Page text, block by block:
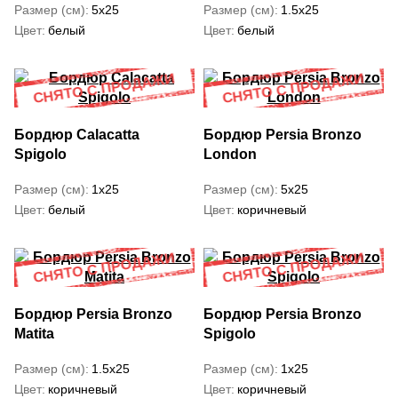
Размер (см) 5x25
Цвет белый
Размер (см) 1.5x25
Цвет белый
Бордюр Calacatta
Spigolo
Размер (см) 1x25
Цвет белый
Бордюр Persia Bronzo
London
Размер (см) 5x25
Цвет коричневый
Бордюр Persia Bronzo
Matita
Размер (см) 1.5x25
Цвет коричневый
Бордюр Persia Bronzo
Spigolo
Размер (см) 1x25
Цвет коричневый